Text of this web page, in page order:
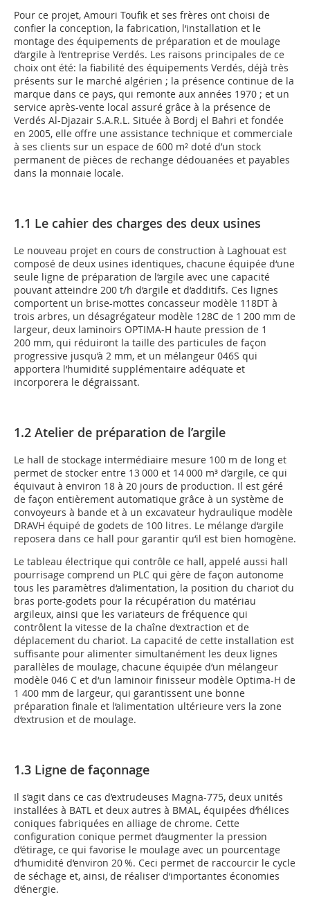
Pour ce projet, Amouri Toufik et ses frères ont choisi de
confier la conception, la fabrication, l‘installation et le
montage des équipements de préparation et de moulage
d‘argile à l‘entreprise Verdés. Les raisons principales de ce
choix ont été: la fiabilité des équipements Verdés, déjà très
présents sur le marché algérien ; la présence continue de la
marque dans ce pays, qui remonte aux années 1970 ; et un
service après-vente local assuré grâce à la présence de
Verdés Al-Djazair S.A.R.L. Située à Bordj el Bahri et fondée
en 2005, elle offre une assistance technique et commerciale
à ses clients sur un espace de 600 m² doté d’un stock
permanent de pièces de rechange dédouanées et payables
dans la monnaie locale.
1.1 Le cahier des charges des deux usines
Le nouveau projet en cours de construction à Laghouat est
composé de deux usines identiques, chacune équipée d‘une
seule ligne de préparation de l‘argile avec une capacité
pouvant atteindre 200 t/h d‘argile et d‘additifs. Ces lignes
comportent un brise-mottes concasseur modèle 118DT à
trois arbres, un désagrégateur modèle 128C de 1 200 mm de
largeur, deux laminoirs OPTIMA-H haute pression de 1
200 mm, qui réduiront la taille des particules de façon
progressive jusqu‘à 2 mm, et un mélangeur 046S qui
apportera l‘humidité supplémentaire adéquate et
incorporera le dégraissant.
1.2 Atelier de préparation de l’argile
Le hall de stockage intermédiaire mesure 100 m de long et
permet de stocker entre 13 000 et 14 000 m³ d‘argile, ce qui
équivaut à environ 18 à 20 jours de production. Il est géré
de façon entièrement automatique grâce à un système de
convoyeurs à bande et à un excavateur hydraulique modèle
DRAVH équipé de godets de 100 litres. Le mélange d‘argile
reposera dans ce hall pour garantir qu‘il est bien homogène.
Le tableau électrique qui contrôle ce hall, appelé aussi hall
pourrisage comprend un PLC qui gère de façon autonome
tous les paramètres d‘alimentation, la position du chariot du
bras porte-godets pour la récupération du matériau
argileux, ainsi que les variateurs de fréquence qui
contrôlent la vitesse de la chaîne d‘extraction et de
déplacement du chariot. La capacité de cette installation est
suffisante pour alimenter simultanément les deux lignes
parallèles de moulage, chacune équipée d‘un mélangeur
modèle 046 C et d‘un laminoir finisseur modèle Optima-H de
1 400 mm de largeur, qui garantissent une bonne
préparation finale et l‘alimentation ultérieure vers la zone
d‘extrusion et de moulage.
1.3 Ligne de façonnage
Il s‘agit dans ce cas d’extrudeuses Magna-775, deux unités
installées à BATL et deux autres à BMAL, équipées d‘hélices
coniques fabriquées en alliage de chrome. Cette
configuration conique permet d‘augmenter la pression
d’étirage, ce qui favorise le moulage avec un pourcentage
d‘humidité d‘environ 20 %. Ceci permet de raccourcir le cycle
de séchage et, ainsi, de réaliser d‘importantes économies
d‘énergie.